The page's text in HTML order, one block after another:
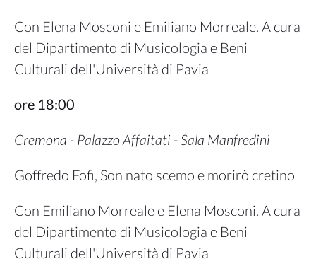
Con Elena Mosconi e Emiliano Morreale. A cura
del Dipartimento di Musicologia e Beni
Culturali dell'Università di Pavia
ore 18:00
Cremona - Palazzo Affaitati - Sala Manfredini
Goffredo Fofi, Son nato scemo e morirò cretino
Con Emiliano Morreale e Elena Mosconi. A cura
del Dipartimento di Musicologia e Beni
Culturali dell'Università di Pavia